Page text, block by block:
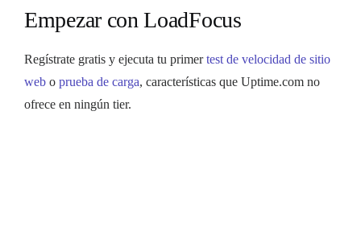
Empezar con LoadFocus
Regístrate gratis y ejecuta tu primertest de velocidad de sitio
web o prueba de carga, características que Uptime.com no
ofrece en ningún tier.